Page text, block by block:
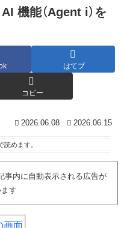
機能（Agent i）を
はてブ
コピー
2026.06.08 2026.06.15
読めます。
事内に自動表示される広告が
す